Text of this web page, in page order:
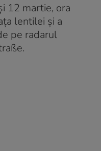
12 martie, ora
lentilei și a
pe radarul